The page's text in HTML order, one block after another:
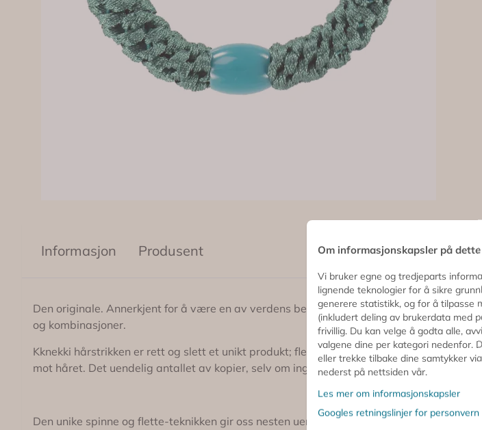
Informasjon Produsent
Den originale. Annerkjent for å være en av verdens beste hårstrikker på grunn av
og kombinasjoner.
Kknekki hårstrikken er rett og slett et unikt produkt; flettet av mere enn 60 tråder med
mot håret. Det uendelig antallet av kopier, selv om ingen har lykkes, ser vi bare på
Den unike spinne og flette-teknikken gir oss nesten uendelig muligheter av farver og
Om informasjonskapsler på
Vi bruker egne og tredjeparts
lignende teknologier for å sikre
generere statistikk, og for å tilpasse
(inkludert deling av brukerdata med
frivillig. Du kan velge å godta alle,
valgene dine per kategori nedenfor.
eller trekke tilbake dine samtykker
nederst på nettsiden vår.
Les mer om informasjonskapsler
Googles retningslinjer for personvern